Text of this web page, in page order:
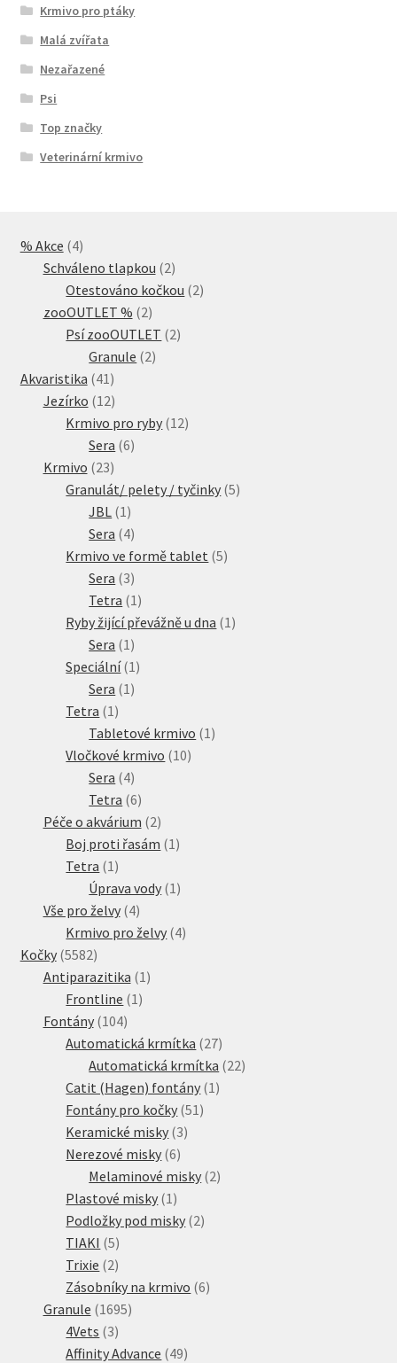
Krmivo pro ptáky
Malá zvířata
Nezařazené
Psi
Top značky
Veterinární krmivo
% Akce 44
produkty
Schváleno tlapkou 22
produkty
Otestováno kočkou 22
zooOUTLET % 22
produkty
Psí zooOUTLET 22
Granule 22
Akvaristika 41 41
produktů
Jezírko 1212
produktů
Krmivo pro ryby 1212
Sera 66
Krmivo 2323
produktů
Granulát/ pelety / tyčinky 55
JBL 1 1
produkt
Sera 44
produkty
Krmivo ve formě tablet 55
Sera 33
produkty
Tetra 1 1
produkt
Ryby žijící převážně u dna 1 1
Sera 1 1
produkt
Speciální 1 1
Sera 1 1
Tetra 1 1
produkt
Tabletové krmivo 1 1
Vločkové krmivo 1010
Sera 44
produkty
Tetra 66
produktů
Péče o akvárium 22
produkty
Boj proti řasám 1 1
Tetra 1 1
produkt
Úprava vody 1 1
Vše pro želvy 44
produkty
Krmivo pro želvy 44
Kočky 55825582
produktů
Antiparazitika 1 1
Frontline 1 1
Fontány 104104
produktů
Automatická krmítka 2727
produktů
Automatická krmítka 2222
Catit (Hagen) fontány 1 1
Fontány pro kočky 51 51
Keramické misky 33
Nerezové misky 66
produktů
Melaminové misky 22
Plastové misky 1 1
produkt
Podložky pod misky 22
TIAKI 55
produktů
Trixie 22
produkty
Zásobníky na krmivo 66
Granule 16951695
4Vets 33
produkty
Affinity Advance 4949